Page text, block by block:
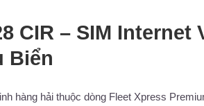
CIR – SIM Internet
Biển
hàng hải thuộc dòng Fleet Xpress